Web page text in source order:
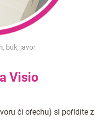
buk, javor
Visio
či ořechu) si pořídíte z